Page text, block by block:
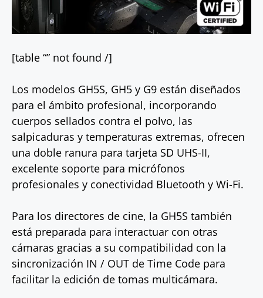
[table “” not found /]
Los modelos GH5S, GH5 y G9 están diseñados
para el ámbito profesional, incorporando
cuerpos sellados contra el polvo, las
salpicaduras y temperaturas extremas, ofrecen
una doble ranura para tarjeta SD UHS-II,
excelente soporte para micrófonos
profesionales y conectividad Bluetooth y Wi-Fi.
Para los directores de cine, la GH5S también
está preparada para interactuar con otras
cámaras gracias a su compatibilidad con la
sincronización IN / OUT de Time Code para
facilitar la edición de tomas multicámara.